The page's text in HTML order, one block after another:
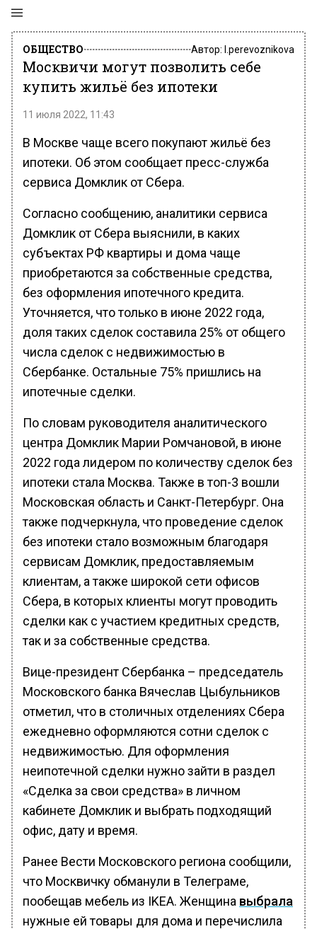
ОБЩЕСТВО Автор: l.perevoznikova
Москвичи могут позволить себе
купить жильё без ипотеки
11 июля 2022, 11:43
В Москве чаще всего покупают жильё без
ипотеки. Об этом сообщает пресс-служба
сервиса Домклик от Сбера.
Согласно сообщению, аналитики сервиса
Домклик от Сбера выяснили, в каких
субъектах РФ квартиры и дома чаще
приобретаются за собственные средства,
без оформления ипотечного кредита.
Уточняется, что только в июне 2022 года,
доля таких сделок составила 25% от общего
числа сделок с недвижимостью в
Сбербанке. Остальные 75% пришлись на
ипотечные сделки.
По словам руководителя аналитического
центра Домклик Марии Ромчановой, в июне
2022 года лидером по количеству сделок без
ипотеки стала Москва. Также в топ-3 вошли
Московская область и Санкт-Петербург. Она
также подчеркнула, что проведение сделок
без ипотеки стало возможным благодаря
сервисам Домклик, предоставляемым
клиентам, а также широкой сети офисов
Сбера, в которых клиенты могут проводить
сделки как с участием кредитных средств,
так и за собственные средства.
Вице-президент Сбербанка – председатель
Московского банка Вячеслав Цыбульников
отметил, что в столичных отделениях Сбера
ежедневно оформляются сотни сделок с
недвижимостью. Для оформления
неипотечной сделки нужно зайти в раздел
«Сделка за свои средства» в личном
кабинете Домклик и выбрать подходящий
офис, дату и время.
Ранее Вести Московского региона сообщили,
что Москвичку обманули в Телеграме,
пообещав мебель из IKEA. Женщина выбрала
нужные ей товары для дома и перечислила